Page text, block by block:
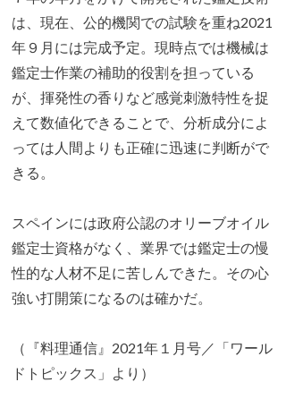
は、現在、公的機関での試験を重ね2021
年９月には完成予定。現時点では機械は
鑑定士作業の補助的役割を担っている
が、揮発性の香りなど感覚刺激特性を捉
えて数値化できることで、分析成分によ
っては人間よりも正確に迅速に判断がで
きる。
スペインには政府公認のオリーブオイル
鑑定士資格がなく、業界では鑑定士の慢
性的な人材不足に苦しんできた。その心
強い打開策になるのは確かだ。
（『料理通信』2021年１月号／「ワール
ドトピックス」より）